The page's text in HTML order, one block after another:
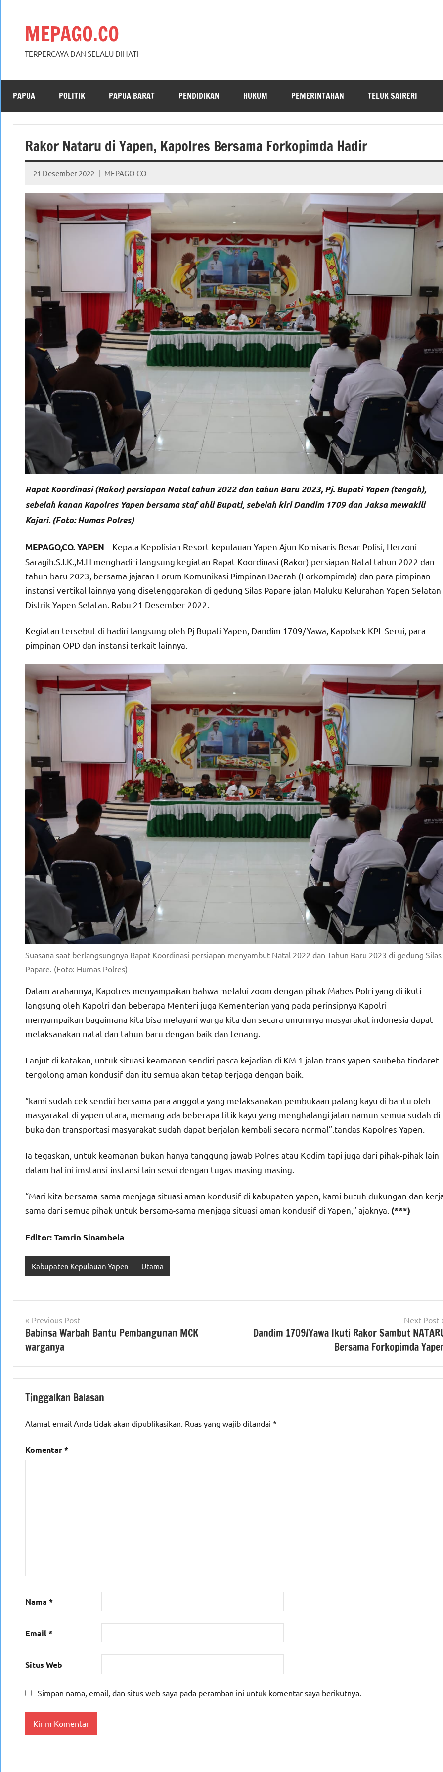
MEPAGO.CO
TERPERCAYA DAN SELALU DIHATI
PAPUA POLITIK PAPUA BARAT PENDIDIKAN HUKUM PEMERINTAHAN TELUK SAIRERI
Rakor Nataru di Yapen, Kapolres Bersama Forkopimda Hadir
21 Desember 2022 MEPAGO CO
No
comments
Rapat Koordinasi (Rakor) persiapan Natal tahun 2022 dan tahun Baru 2023, Pj. Bupati Yapen (tengah),
sebelah kanan Kapolres Yapen bersama staf ahli Bupati, sebelah kiri Dandim 1709 dan Jaksa mewakili
Kajari. (Foto: Humas Polres)
MEPAGO,CO. YAPEN – Kepala Kepolisian Resort kepulauan Yapen Ajun Komisaris Besar Polisi, Herzoni
Saragih.S.I.K.,M.H menghadiri langsung kegiatan Rapat Koordinasi (Rakor) persiapan Natal tahun 2022 dan
tahun baru 2023, bersama jajaran Forum Komunikasi Pimpinan Daerah (Forkompimda) dan para pimpinan
instansi vertikal lainnya yang diselenggarakan di gedung Silas Papare jalan Maluku Kelurahan Yapen Selatan
Distrik Yapen Selatan. Rabu 21 Desember 2022.
Kegiatan tersebut di hadiri langsung oleh Pj Bupati Yapen, Dandim 1709/Yawa, Kapolsek KPL Serui, para
pimpinan OPD dan instansi terkait lainnya.
Suasana saat berlangsungnya Rapat Koordinasi persiapan menyambut Natal 2022 dan Tahun Baru 2023 di gedung Silas
Papare. (Foto: Humas Polres)
Dalam arahannya, Kapolres menyampaikan bahwa melalui zoom dengan pihak Mabes Polri yang di ikuti
langsung oleh Kapolri dan beberapa Menteri juga Kementerian yang pada perinsipnya Kapolri
menyampaikan bagaimana kita bisa melayani warga kita dan secara umumnya masyarakat indonesia dapat
melaksanakan natal dan tahun baru dengan baik dan tenang.
Lanjut di katakan, untuk situasi keamanan sendiri pasca kejadian di KM 1 jalan trans yapen saubeba tindaret
tergolong aman kondusif dan itu semua akan tetap terjaga dengan baik.
“kami sudah cek sendiri bersama para anggota yang melaksanakan pembukaan palang kayu di bantu oleh
masyarakat di yapen utara, memang ada beberapa titik kayu yang menghalangi jalan namun semua sudah di
buka dan transportasi masyarakat sudah dapat berjalan kembali secara normal”.tandas Kapolres Yapen.
Ia tegaskan, untuk keamanan bukan hanya tanggung jawab Polres atau Kodim tapi juga dari pihak-pihak lain
dalam hal ini imstansi-instansi lain sesui dengan tugas masing-masing.
“Mari kita bersama-sama menjaga situasi aman kondusif di kabupaten yapen, kami butuh dukungan dan
sama dari semua pihak untuk bersama-sama menjaga situasi aman kondusif di Yapen,” ajaknya. (***)
Editor: Tamrin Sinambela
Kabupaten Kepulauan Yapen Utama
Navigasi
pos
Previous Post
Babinsa Warbah Bantu Pembangunan MCK
warganya
Next Post
Dandim 1709/Yawa Ikuti Rakor Sambut
Bersama Forkopimda
Tinggalkan Balasan
Alamat email Anda tidak akan dipublikasikan. Ruas yang wajib ditandai *
Komentar*
Nama *
Email*
Situs Web
Simpan nama, email, dan situs web saya pada peramban ini untuk komentar saya berikutnya.